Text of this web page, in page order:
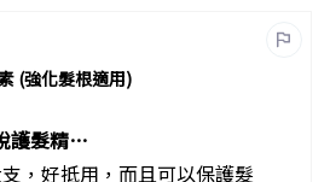
(強化髮根適用)
護髮精華
，好抵用，而且可以保護髮